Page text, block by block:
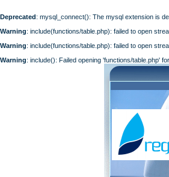
Deprecated: mysql_connect(): The mysql extension is
Warning: include(functions/table.php): failed to open
Warning: include(functions/table.php): failed to open
Warning: include(): Failed opening 'functions/table.php'